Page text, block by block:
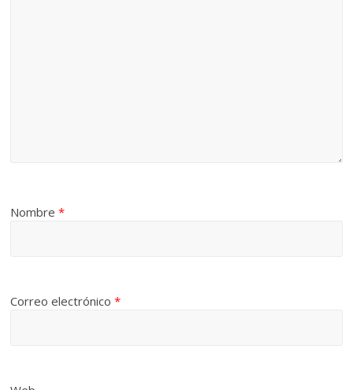
Nombre*
Correo electrónico*